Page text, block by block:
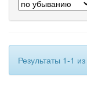
Результаты 1-1